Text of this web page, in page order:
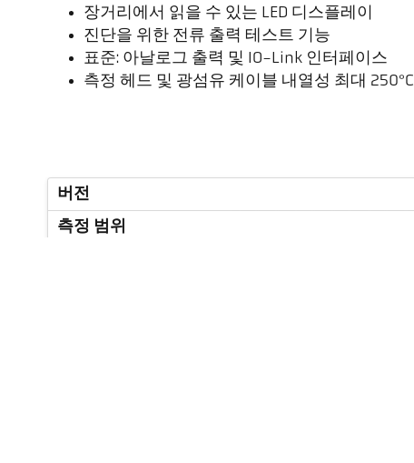
장거리에서 읽을 수 있는 LED 디스플레이
진단을 위한 전류 출력 테스트 기능
표준: 아날로그 출력 및 IO-Link 인터페이스
측정 헤드 및 광섬유 케이블 내열성 최대 250°C
버전
측정 범위